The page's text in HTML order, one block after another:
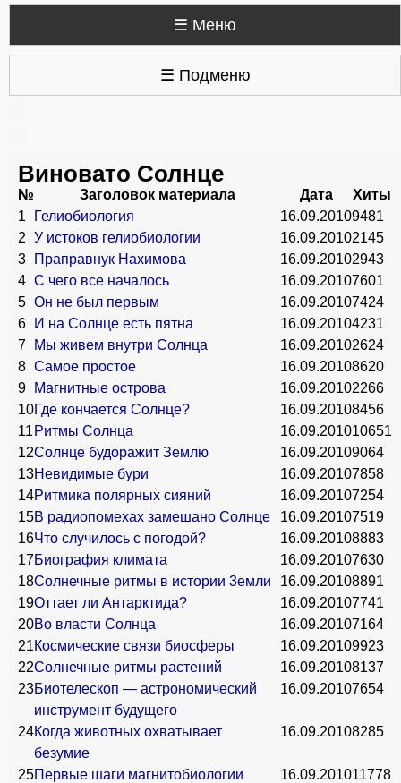
☰ Меню
☰ Подменю
Виновато Солнце
№ Заголовок материала Дата
Хиты
1
Гелиобиология 16.09.20109481
2 У истоков гелиобиологии 16.09.20102145
3
Праправнук Нахимова 16.09.20102943
4 С чего все началось 16.09.20107601
5 Он не был первым 16.09.20107424
6
И на Солнце есть пятна 16.09.20104231
7
Мы живем внутри Солнца 16.09.20102624
8 Самое простое 16.09.20108620
9
Магнитные острова 16.09.20102266
10Где кончается Солнце? 16.09.20108456
11 Ритмы Солнца 16.09.201010651
12Солнце будоражит Землю 16.09.20109064
13Невидимые бури 16.09.20107858
14Ритмика полярных сияний 16.09.20107254
15В радиопомехах замешано Солнце 16.09.20107519
16Что случилось с погодой? 16.09.20108883
17Биография климата 16.09.20107630
18Солнечные ритмы в истории 3емли 16.09.20108891
19Оттает ли Антарктида? 16.09.20107741
20Во власти Солнца 16.09.20107164
21Космические связи биосферы 16.09.20109923
22Солнечные ритмы растений 16.09.20108137
23Биотелескоп — астрономический
инструмент будущего
16.09.20107654
24Когда животных охватывает
безумие
16.09.20108285
25Первые шаги магнитобиологии 16.09.201011778